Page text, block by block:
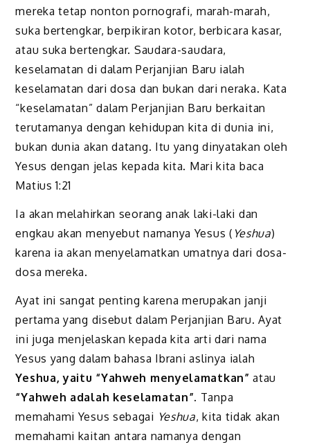
mereka tetap nonton pornografi, marah-marah,
suka bertengkar, berpikiran kotor, berbicara kasar,
atau suka bertengkar. Saudara-saudara,
keselamatan di dalam Perjanjian Baru ialah
keselamatan dari dosa dan bukan dari neraka. Kata
“keselamatan” dalam Perjanjian Baru berkaitan
terutamanya dengan kehidupan kita di dunia ini,
bukan dunia akan datang. Itu yang dinyatakan oleh
Yesus dengan jelas kepada kita. Mari kita baca
Matius 1:21
Ia akan melahirkan seorang anak laki-laki dan
engkau akan menyebut namanya Yesus ( Yeshua)
karena ia akan menyelamatkan umatnya dari dosa-
dosa mereka.
Ayat ini sangat penting karena merupakan janji
pertama yang disebut dalam Perjanjian Baru. Ayat
ini juga menjelaskan kepada kita arti dari nama
Yesus yang dalam bahasa Ibrani aslinya ialah
Yeshua, yaitu “Yahweh menyelamatkan”atau
“Yahweh adalah keselamatan”. Tanpa
memahami Yesus sebagai Yeshua, kita tidak akan
memahami kaitan antara namanya dengan